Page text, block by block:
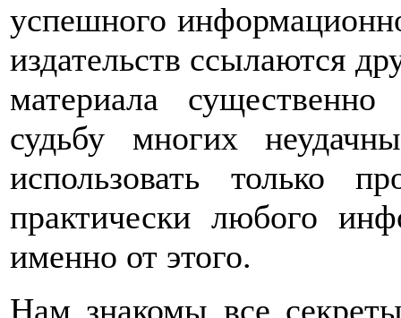
успешного
издательств ссылаются
материала
судьбу многих
использовать только
практически любого
именно от этого.
Нам знакомы все